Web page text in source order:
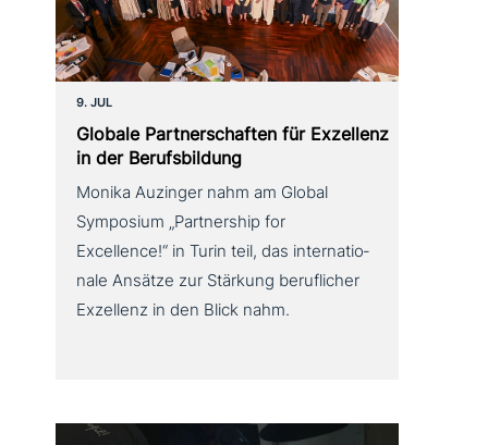
9. JUL
Globale Partnerschaften für Exzellenz
in der Berufsbildung
Monika Auzinger nahm am Global
Symposium „Partnership for
Excellence!“ in Turin teil, das inter­na­tio­
na­le Ansätze zur Stärkung beruf­li­cher
Exzellenz in den Blick nahm.